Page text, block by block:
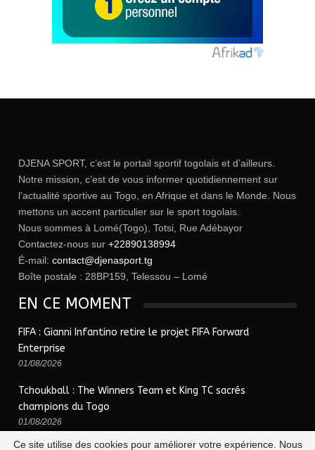
DJENA SPORT, c’est le portail sportif togolais et d’ailleurs.
Notre mission, c’est de vous informer quotidiennement sur
l’actualité sportive au Togo, en Afrique et dans le Monde. Nous
mettons un accent particulier sur le sport togolais.
Nous sommes à Lomé(Togo), Totsi, Rue Adébayor
Contactez-nous sur +22890138994
É-mail: contact@djenasport.tg
Boîte postale : 28BP159, Telessou – Lomé
EN CE MOMENT
FIFA : Gianni Infantino retire le projet FIFA Forward
Enterprise
01/08/2026
Tchoukball : The Winners Team et King TC sacrés
champions du Togo
01/08/2026
Ce site utilise des cookies pour améliorer votre expérience. Nous